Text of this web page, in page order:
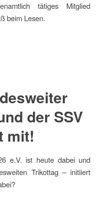
tätiges Mitglied
beim Lesen.
der SSV
mit!
e.V. ist heute dabei und
Trikottag – initiiert